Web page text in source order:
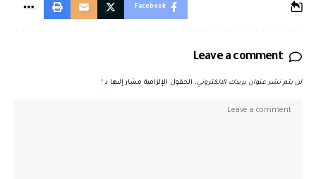
Facebook
Leave a comment
لن يتم نشر عنوان بريدك الإلكتروني. الحقول الإلزامية مشار إليها بـ *